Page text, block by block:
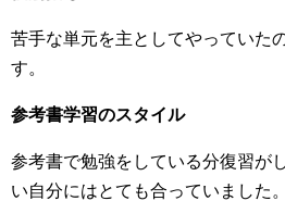
苦手な単元を主としてやっていた
す。
参考書学習のスタイル
参考書で勉強をしている分復習が
い自分にはとても合っていました。